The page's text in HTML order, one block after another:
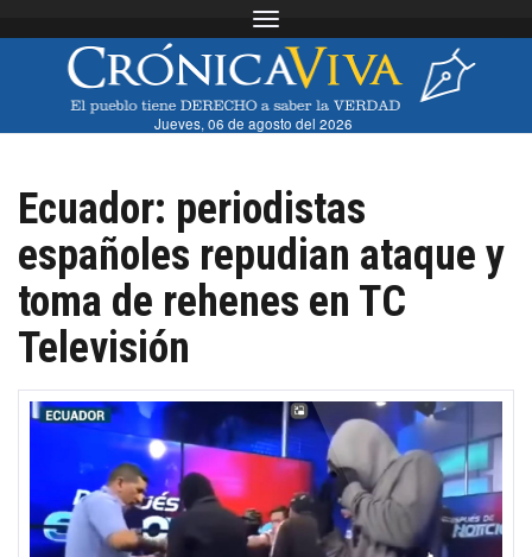
Toggle navigation
Jueves, 06 de agosto del 2026
Ecuador: periodistas
españoles repudian ataque y
toma de rehenes en TC
Televisión